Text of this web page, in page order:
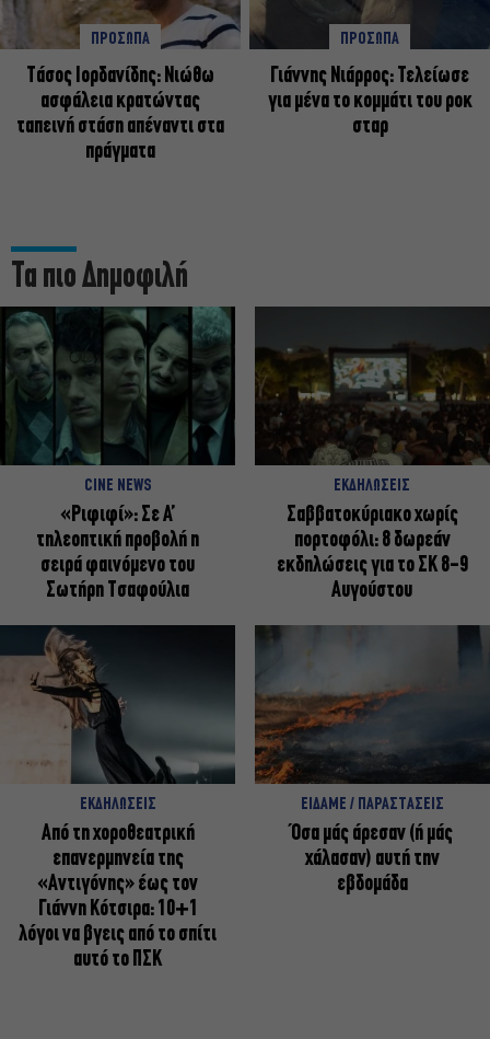
ΠΡΟΣΩΠΑ
Tάσος Ιορδανίδης: Νιώθω
ασφάλεια κρατώντας
ταπεινή στάση απέναντι στα
πράγματα
ΠΡΟΣΩΠΑ
Γιάννης Νιάρρος: Τελείωσε
για μένα το κομμάτι του ροκ
σταρ
Τα πιο Δημοφιλή
CINE NEWS
«Ριφιφί»: Σε Α’
τηλεοπτική προβολή η
σειρά φαινόμενο του
Σωτήρη Τσαφούλια
ΕΚΔΗΛΩΣΕΙΣ
Σαββατοκύριακο χωρίς
πορτοφόλι: 8 δωρεάν
εκδηλώσεις για το ΣΚ 8-9
Αυγούστου
ΕΚΔΗΛΩΣΕΙΣ
Από τη χοροθεατρική
επανερμηνεία της
«Αντιγόνης» έως τον
Γιάννη Κότσιρα: 10+1
λόγοι να βγεις από το σπίτι
αυτό το ΠΣΚ
ΕΙΔΑΜΕ / ΠΑΡΑΣΤΑΣΕΙΣ
Όσα μάς άρεσαν (ή μάς
χάλασαν) αυτή την
εβδομάδα